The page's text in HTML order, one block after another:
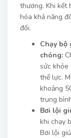
thương. Khi kết
hóa khả năng
đối.
Chạy
chóng:
sức khỏe
thể lực.
khoảng
trung
Bơi lội
khi chạy
Bơi lội